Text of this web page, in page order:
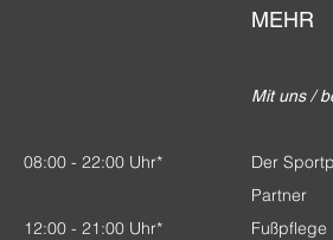
08:00 - 22:00 Uhr*
12:00 - 21:00 Uhr*
MEHR
Mit uns /
Der
Partner
Fußpflege